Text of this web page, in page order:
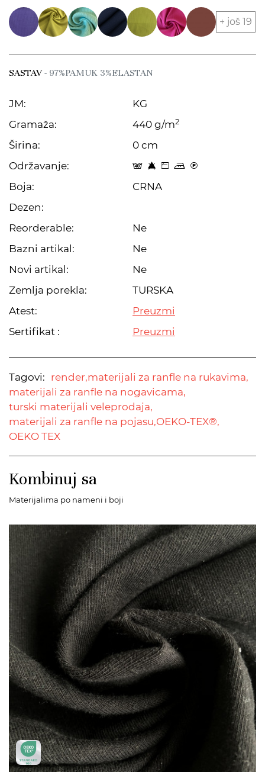
+ još 19
SASTAV- 97%PAMUK 3%ELASTAN
JM:
KG
Gramaža:
440 g/m2
Širina:
0 cm
Održavanje:
t 8 Z p C
Boja:
CRNA
Dezen:
Reorderable:
Ne
Bazni artikal:
Ne
Novi artikal:
Ne
Zemlja porekla:
TURSKA
Atest:
Preuzmi
Sertifikat :
Preuzmi
Tagovi: render,materijali za ranfle na rukavima,
materijali za ranfle na nogavicama,
turski materijali veleprodaja,
materijali za ranfle na pojasu,OEKO-TEX®,
OEKO TEX
Kombinuj sa
Materijalima po nameni i boji